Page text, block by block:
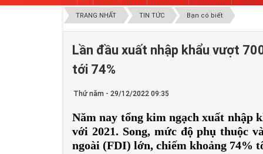
TRANG NHẤT TIN TỨC Bạn có biết
Lần đầu xuất nhập khẩu vượt
tới 74%
Thứ năm - 29/12/2022 09:35
Năm nay tổng kim ngạchxuất nhập
với 2021. Song, mức độ phụ thuộc
ngoài (FDI) lớn, chiếm khoảng 74%